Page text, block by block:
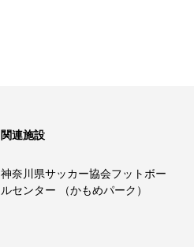
関連施設
神奈川県サッカー協会フットボー
ルセンター （かもめパーク）